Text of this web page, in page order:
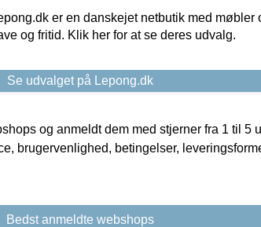
er en danskejet netbutik med møbler
og fritid. Klik her for at se deres udvalg.
Se udvalget på Lepong.dk
og anmeldt dem med stjerner fra 1 til 5
brugervenlighed, betingelser,
Bedst anmeldte webshops